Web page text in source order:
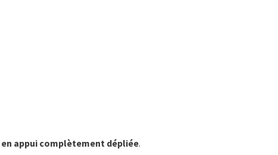
en appui complètement dépliée.